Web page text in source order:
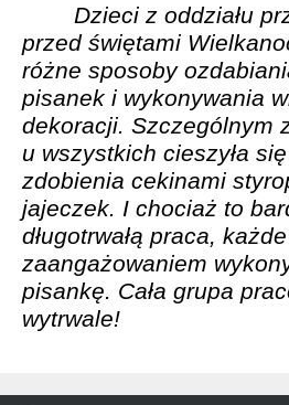
Dzieci z oddziału
przed świętami
różne sposoby
pisanek i wykonywania
dekoracji. Szczególnym
u wszystkich cieszyła
zdobienia cekinami
jajeczek. I chociaż to
długotrwałą praca,
zaangażowaniem
pisankę. Cała grupa
wytrwale!